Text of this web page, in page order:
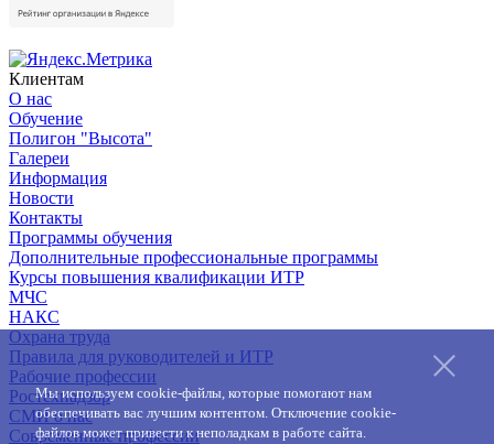
Клиентам
О нас
Обучение
Полигон "Высота"
Галереи
Информация
Новости
Контакты
Программы обучения
Дополнительные профессиональные программы
Курсы повышения квалификации ИТР
МЧС
НАКС
Охрана труда
Правила для руководителей и ИТР
Рабочие профессии
Ростехнадзор
СМИ о нас
Современные профессии
Мы используем cookie-файлы, которые помогают нам
обеспечивать вас лучшим контентом. Отключение cookie-
файлов может привести к неполадкам в работе сайта.